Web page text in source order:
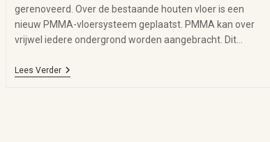
gerenoveerd. Over de bestaande houten vloer is een
nieuw PMMA-vloersysteem geplaatst. PMMA kan over
vrijwel iedere ondergrond worden aangebracht. Dit…
Lees Verder